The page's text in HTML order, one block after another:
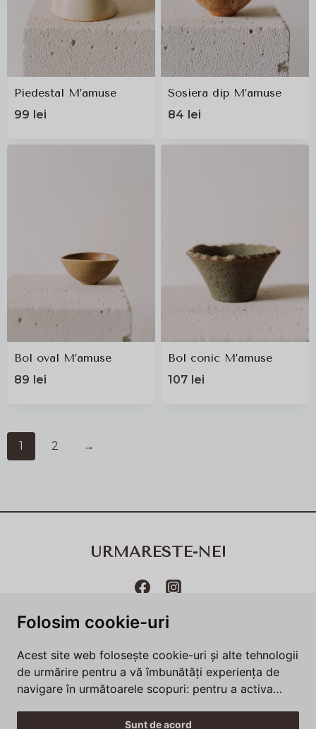
Folosim cookie-uri
Acest site web folosește cookie-uri și alte tehnologii
de urmărire pentru a vă îmbunătăți experiența de
navigare în următoarele scopuri: pentru a activa
oferi o experiență mai bună pe site
Sunt de acord
Piedestal M’amuse
99 lei
Sosiera dip M’amuse
84 lei
Bol oval M’amuse
89 lei
Bol conic M’amuse
107 lei
1 2 →
URMARESTE-NE!
Termeni și condiții
Politică de utilizare cookie-uri​
Politica de confidenţialitate
Întrebări frecvente